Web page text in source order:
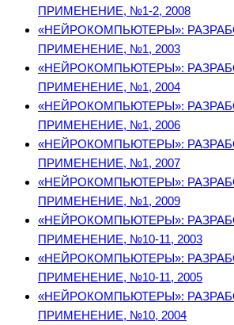
ПРИМЕНЕНИЕ, №1-2, 2008
«НЕЙРОКОМПЬЮТЕРЫ»:
ПРИМЕНЕНИЕ, №1, 2003
«НЕЙРОКОМПЬЮТЕРЫ»:
ПРИМЕНЕНИЕ, №1, 2004
«НЕЙРОКОМПЬЮТЕРЫ»:
ПРИМЕНЕНИЕ, №1, 2006
«НЕЙРОКОМПЬЮТЕРЫ»:
ПРИМЕНЕНИЕ, №1, 2007
«НЕЙРОКОМПЬЮТЕРЫ»:
ПРИМЕНЕНИЕ, №1, 2009
«НЕЙРОКОМПЬЮТЕРЫ»:
ПРИМЕНЕНИЕ, №10-11, 2003
«НЕЙРОКОМПЬЮТЕРЫ»:
ПРИМЕНЕНИЕ, №10-11, 2005
«НЕЙРОКОМПЬЮТЕРЫ»:
ПРИМЕНЕНИЕ, №10, 2004